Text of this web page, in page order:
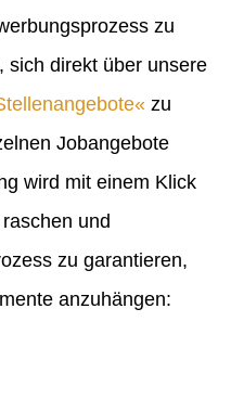
zu
sich direkt über unsere
zu
Jobangebote
wird mit einem Klick
und
zu garantieren,
anzuhängen: